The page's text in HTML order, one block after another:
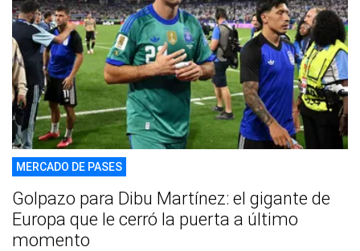
MERCADO DE PASES
Golpazo para Dibu Martínez: el gigante de
Europa que le cerró la puerta a último
momento